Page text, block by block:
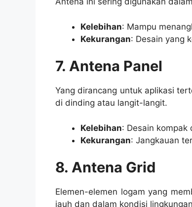
Kelebihan: Mampu
Kekurangan: Desain yang
7. Antena Panel
Yang dirancang untuk aplikasi
di dinding atau langit-langit.
Kelebihan: Desain kompak
Kekurangan: Jangkauan
8. Antena Grid
Elemen-elemen logam yang
jauh dan dalam kondisi